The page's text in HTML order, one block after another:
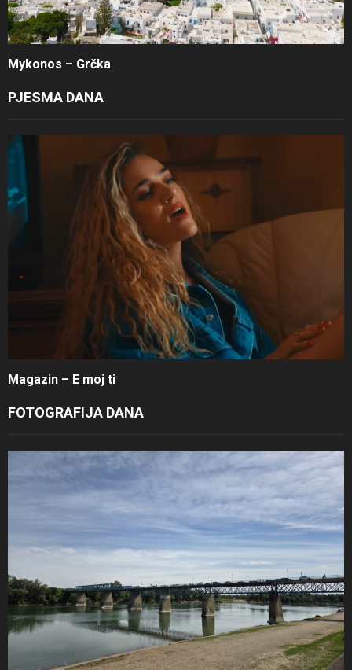
Mykonos – Grčka
PJESMA DANA
Magazin – E moj ti
FOTOGRAFIJA DANA